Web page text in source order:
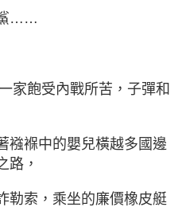
鯊……
家飽受內戰所苦，子彈和
襁褓中的嬰兒橫越多國邊
路，
勒索，乘坐的廉價橡皮艇